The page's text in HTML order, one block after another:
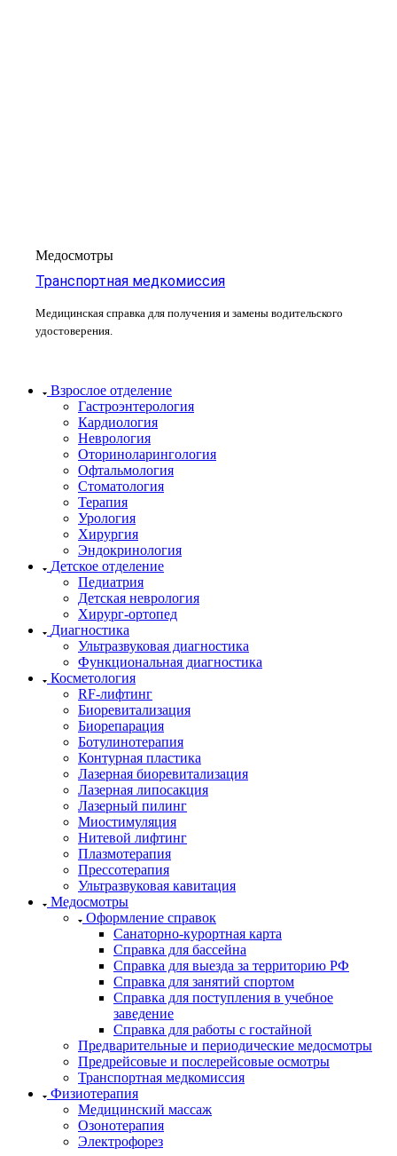
Медосмотры
Транспортная медкомиссия
Медицинская справка для получения и замены водительского
удостоверения.
Взрослое отделение
Гастроэнтерология
Кардиология
Неврология
Оториноларингология
Офтальмология
Стоматология
Терапия
Урология
Хирургия
Эндокринология
Детское отделение
Педиатрия
Детская неврология
Хирург-ортопед
Диагностика
Ультразвуковая диагностика
Функциональная диагностика
Косметология
RF-лифтинг
Биоревитализация
Биорепарация
Ботулинотерапия
Контурная пластика
Лазерная биоревитализация
Лазерная липосакция
Лазерный пилинг
Миостимуляция
Нитевой лифтинг
Плазмотерапия
Прессотерапия
Ультразвуковая кавитация
Медосмотры
Оформление справок
Санаторно-курортная карта
Справка для бассейна
Справка для выезда за территорию РФ
Справка для занятий спортом
Справка для поступления в учебное
заведение
Справка для работы с гостайной
Предварительные и периодические медосмотры
Предрейсовые и послерейсовые осмотры
Транспортная медкомиссия
Физиотерапия
Медицинский массаж
Озонотерапия
Электрофорез